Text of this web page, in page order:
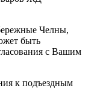
Челны,
быть
с Вашим
к подъездным